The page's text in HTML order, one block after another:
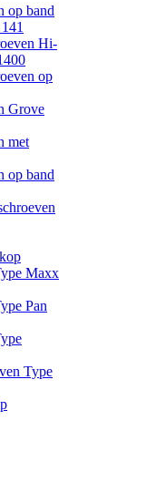
op band
Hi-
op
Grove
met
op band
Maxx
Pan
Type